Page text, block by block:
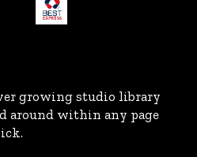
growing studio library
around within any page